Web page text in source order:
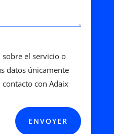
el servicio o
datos únicamente
con Adaix
ENVOYER